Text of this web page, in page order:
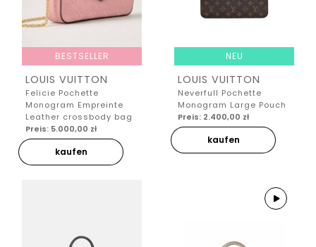
BESTSELLER
LOUIS VUITTON
Felicie Pochette
Monogram Empreinte
Leather crossbody bag
Preis: 5.000,00 zł
kaufen
NEU
LOUIS VUITTON
Neverfull Pochette
Monogram Large Pouch
Preis: 2.400,00 zł
kaufen